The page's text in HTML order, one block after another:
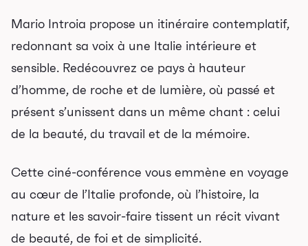
Mario Introia propose un itinéraire contemplatif,
redonnant sa voix à une Italie intérieure et
sensible. Redécouvrez ce pays à hauteur
d’homme, de roche et de lumière, où passé et
présent s’unissent dans un même chant : celui
de la beauté, du travail et de la mémoire.
Cette ciné-conférence vous emmène en voyage
au cœur de l’Italie profonde, où l’histoire, la
nature et les savoir-faire tissent un récit vivant
de beauté, de foi et de simplicité.